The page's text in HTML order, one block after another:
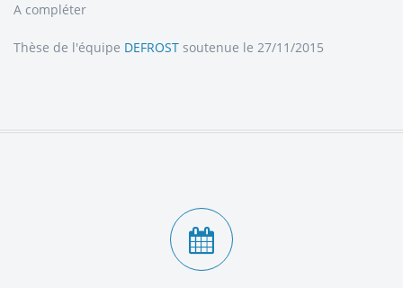
A compléter
Thèse de l'équipe DEFROST soutenue le 27/11/2015